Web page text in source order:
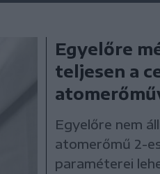
Egyelőre
teljesen a
Egyelőre nem
atomerőmű 2-
paraméterei